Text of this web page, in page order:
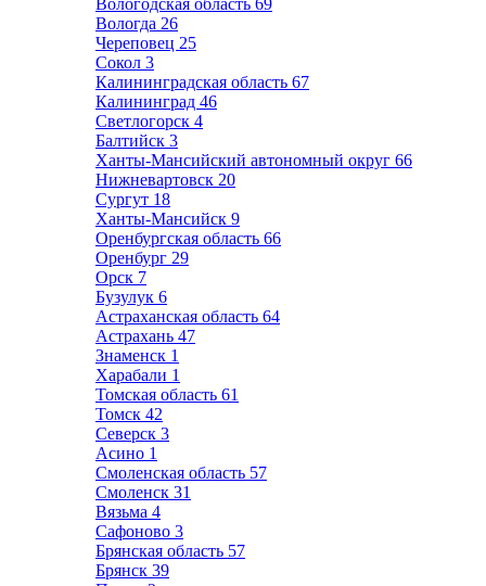
Вологодская область 69
Вологда 26
Череповец 25
Сокол 3
Калининградская область 67
Калининград 46
Светлогорск 4
Балтийск 3
Ханты-Мансийский автономный округ 66
Нижневартовск 20
Сургут 18
Ханты-Мансийск 9
Оренбургская область 66
Оренбург 29
Орск 7
Бузулук 6
Астраханская область 64
Астрахань 47
Знаменск 1
Харабали 1
Томская область 61
Томск 42
Северск 3
Асино 1
Смоленская область 57
Смоленск 31
Вязьма 4
Сафоново 3
Брянская область 57
Брянск 39